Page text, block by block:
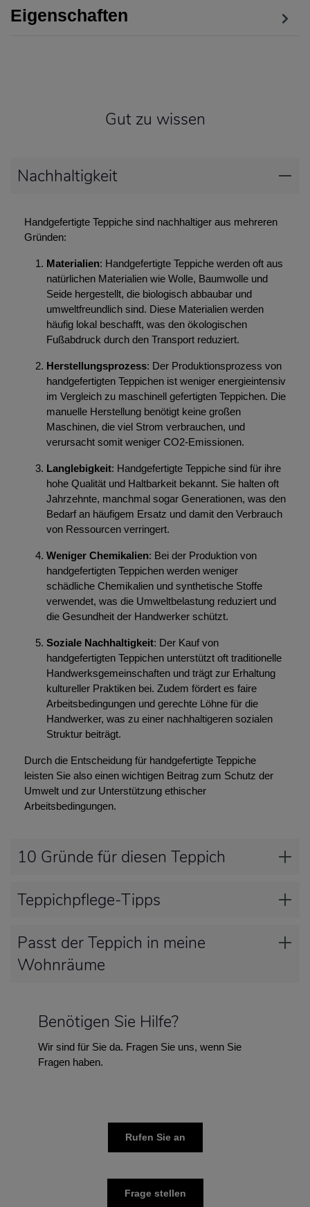
Eigenschaften
Gut zu wissen
Nachhaltigkeit
Handgefertigte Teppiche sind nachhaltiger aus mehreren
Gründen:
Materialien: Handgefertigte Teppiche werden oft aus
natürlichen Materialien wie Wolle, Baumwolle und
Seide hergestellt, die biologisch abbaubar und
umweltfreundlich sind. Diese Materialien werden
häufig lokal beschafft, was den ökologischen
Fußabdruck durch den Transport reduziert.
Herstellungsprozess: Der Produktionsprozess von
handgefertigten Teppichen ist weniger energieintensiv
im Vergleich zu maschinell gefertigten Teppichen. Die
manuelle Herstellung benötigt keine großen
Maschinen, die viel Strom verbrauchen, und
verursacht somit weniger CO2-Emissionen.
Langlebigkeit: Handgefertigte Teppiche sind für ihre
hohe Qualität und Haltbarkeit bekannt. Sie halten oft
Jahrzehnte, manchmal sogar Generationen, was den
Bedarf an häufigem Ersatz und damit den Verbrauch
von Ressourcen verringert.
Weniger Chemikalien: Bei der Produktion von
handgefertigten Teppichen werden weniger
schädliche Chemikalien und synthetische Stoffe
verwendet, was die Umweltbelastung reduziert und
die Gesundheit der Handwerker schützt.
Soziale Nachhaltigkeit: Der Kauf von
handgefertigten Teppichen unterstützt oft traditionelle
Handwerksgemeinschaften und trägt zur Erhaltung
kultureller Praktiken bei. Zudem fördert es faire
Arbeitsbedingungen und gerechte Löhne für die
Handwerker, was zu einer nachhaltigeren sozialen
Struktur beiträgt.
Durch die Entscheidung für handgefertigte Teppiche
leisten Sie also einen wichtigen Beitrag zum Schutz der
Umwelt und zur Unterstützung ethischer
Arbeitsbedingungen.
10 Gründe für diesen Teppich
Teppichpflege-Tipps
Passt der Teppich in meine
Wohnräume
Benötigen Sie Hilfe?
Wir sind für Sie da. Fragen Sie uns, wenn Sie
Fragen haben.
Rufen Sie an
Frage stellen